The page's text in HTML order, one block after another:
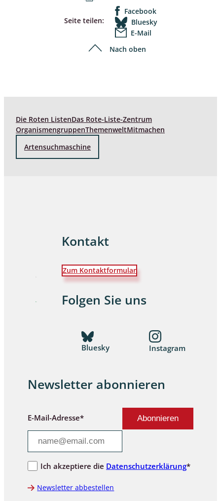
Seite teilen:
Facebook
Bluesky
E-Mail
Nach oben
Die Roten ListenDas Rote-Liste-Zentrum
OrganismengruppenThemenweltMitmachen
Artensuchmaschine
Kontakt
Zum Kontaktformular
Folgen Sie uns
Bluesky Instagram
Newsletter abonnieren
E-Mail-Adresse*
Ich akzeptiere die Datenschutzerklärung*
Newsletter abbestellen